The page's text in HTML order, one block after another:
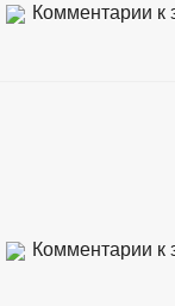
Комментарии к
Комментарии к